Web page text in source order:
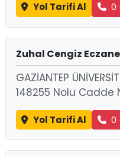
Yol Tarifi Al 0
Zuhal Cengiz
GAZİANTEP
148255 Nolu Cadde
Yol Tarifi Al 0